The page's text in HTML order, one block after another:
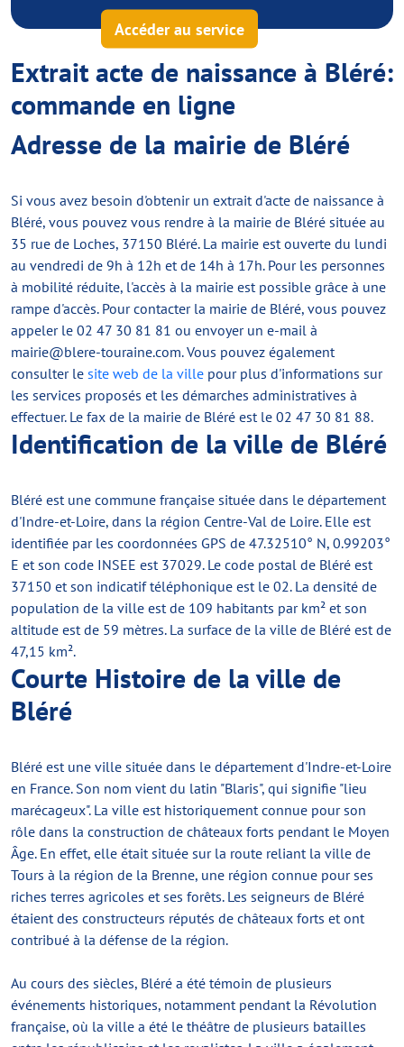
Accéder au service
Extrait acte de naissance à Bléré:
commande en ligne
Adresse de la mairie de Bléré
Si vous avez besoin d'obtenir un extrait d'acte de naissance à
Bléré, vous pouvez vous rendre à la mairie de Bléré située au
35 rue de Loches, 37150 Bléré. La mairie est ouverte du lundi
au vendredi de 9h à 12h et de 14h à 17h. Pour les personnes
à mobilité réduite, l'accès à la mairie est possible grâce à une
rampe d'accès. Pour contacter la mairie de Bléré, vous pouvez
appeler le 02 47 30 81 81 ou envoyer un e-mail à
mairie@blere-touraine.com. Vous pouvez également
consulter le site web de la ville pour plus d'informations sur
les services proposés et les démarches administratives à
effectuer. Le fax de la mairie de Bléré est le 02 47 30 81 88.
Identification de la ville de Bléré
Bléré est une commune française située dans le département
d'Indre-et-Loire, dans la région Centre-Val de Loire. Elle est
identifiée par les coordonnées GPS de 47.32510° N, 0.99203°
E et son code INSEE est 37029. Le code postal de Bléré est
37150 et son indicatif téléphonique est le 02. La densité de
population de la ville est de 109 habitants par km² et son
altitude est de 59 mètres. La surface de la ville de Bléré est de
47,15 km².
Courte Histoire de la ville de
Bléré
Bléré est une ville située dans le département d'Indre-et-Loire
en France. Son nom vient du latin "Blaris", qui signifie "lieu
marécageux". La ville est historiquement connue pour son
rôle dans la construction de châteaux forts pendant le Moyen
Âge. En effet, elle était située sur la route reliant la ville de
Tours à la région de la Brenne, une région connue pour ses
riches terres agricoles et ses forêts. Les seigneurs de Bléré
étaient des constructeurs réputés de châteaux forts et ont
contribué à la défense de la région.
Au cours des siècles, Bléré a été témoin de plusieurs
événements historiques, notamment pendant la Révolution
française, où la ville a été le théâtre de plusieurs batailles